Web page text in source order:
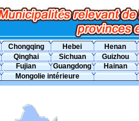
Chongqing Hebei Henan
Qinghai Sichuan Guizhou
Fujian Guangdong Hainan
Mongolie intérieure